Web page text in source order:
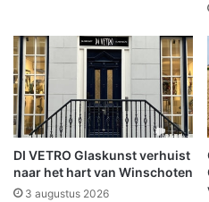
n
m
e
l
d
e
n
z
i
DI VETRO Glaskunst verhuist
naar het hart van Winschoten
3 augustus 2026